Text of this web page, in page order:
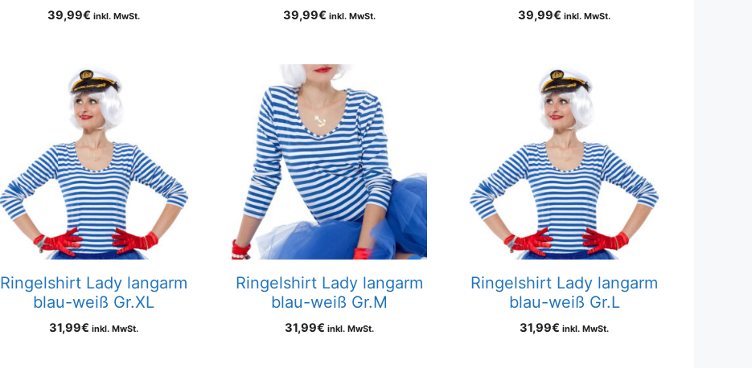
39,99€ inkl. MwSt. 39,99€ inkl. MwSt. 39,99€ inkl. MwSt.
Ringelshirt Lady langarm
blau-weiß Gr.XL
31,99€ inkl. MwSt.
Ringelshirt Lady langarm
blau-weiß Gr.M
31,99€ inkl. MwSt.
Ringelshirt Lady langarm
blau-weiß Gr.L
31,99€ inkl. MwSt.